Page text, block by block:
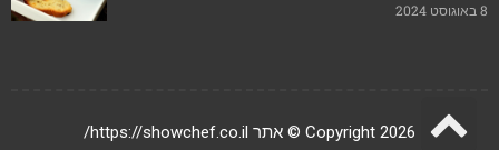
8 באוגוסט 2024
Copyright 2026 © אתר https://showchef.co.il/
גלילה